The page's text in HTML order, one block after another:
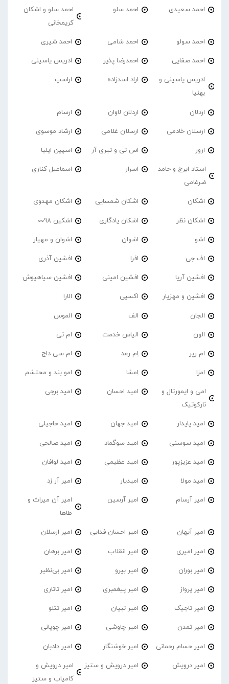
احمد سعیدی احمد سلو
احمد سلو و اشکان
کریمخانی
احمد سولو احمد شامی احمد شیری
احمد صفایی احمدرضا پذیر ادریس یاسینی
ادریس یاسینی و
بهنیا
اراد اسدزاده اراسپ
اردلان اردلان لاوان ارسام
ارسلان خادمی ارسلان غلامی ارشاد موسوی
ارور اس تی و تیری آر اسپین ایلیا
استاد ایرج و حامد
ضرغامی
اسرار اسماعیل کناری
اشکان اشکان شمسایی اشکان مهدوی
اشکان نظر اشکان یادگاری اشکین 0098
اشو اشوان اشوان و مهیار
اف جی افرا افشین آذری
افشین آریا افشین امینی افشین سیاهپوش
افشین و مهزیار اکسپی الارا
الجان الف الموس
الون الیاس خدمت ام تی
ام رپر اِم رعد ام سی داج
امزا اِمشا امو بند و محتشم
امی و ایمورتال و
نارکوتیک
امید احسان امید برجی
امید پایدار امید جهان امید حاجیلی
امید سوسنی امید سوگماد امید صالحی
امید عزیزپور امید عظیمی امید لوافان
امید مولا امیدیار امیر آر زد
امیر آرسام امیر آرسین
امیر آن میراث و
طاها
امیر آیهان امیر احسان فدایی امیر ارسلان
امیر امیری امیر انقلاب امیر برهان
امیر‌ بوران امیر بیرو امیر بی‌نظیر
امیر پرواز امیر پیغمبری امیر تاتاری
امیر تاجیک امیر تبیان امیر تتلو
امیر تمدن امیر چاوشی امیر چوپانی
امیر حسام رحمانی امیر خوشنگار امیر دادبان
امیر درویش امیر درویش و ستیز
امیر درویش و
کامیاب و ستیز